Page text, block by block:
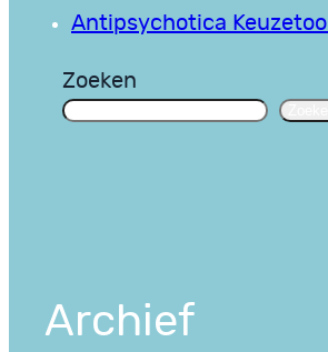
Antipsychotica Keuzetool
Zoeken
Archief